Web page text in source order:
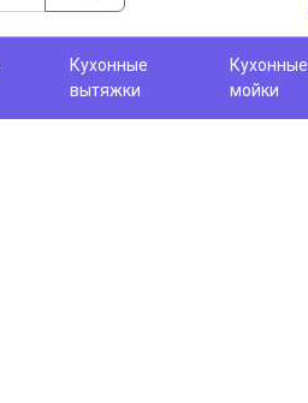
Кухонные
вытяжки
Кухонные
мойки